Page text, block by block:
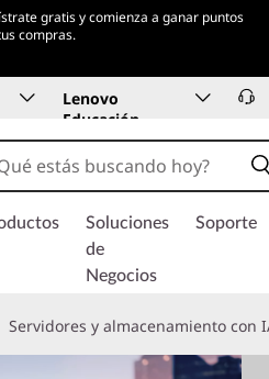
gratis y comienza a ganar puntos
compras.
Lenovo
Educación
Soluciones
de
Negocios
Soporte
Servidores y almacenamiento con